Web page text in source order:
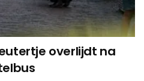
overlijdt na